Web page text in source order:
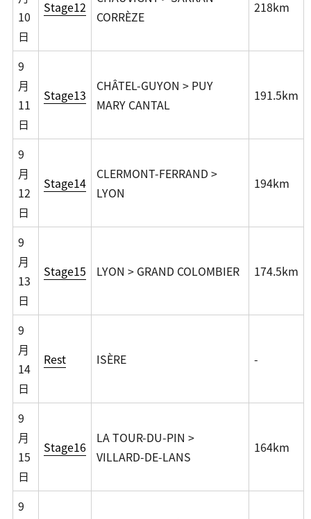
10
日
Stage12
CORRÈZE
218km
9
月
11
日
Stage13
CHÂTEL-GUYON > PUY
MARY CANTAL
191.5km
9
月
12
日
Stage14
CLERMONT-FERRAND >
LYON
194km
9
月
13
日
Stage15 LYON > GRAND COLOMBIER 174.5km
9
月
14
日
Rest ISÈRE -
9
月
15
日
Stage16
LA TOUR-DU-PIN >
VILLARD-DE-LANS
164km
9